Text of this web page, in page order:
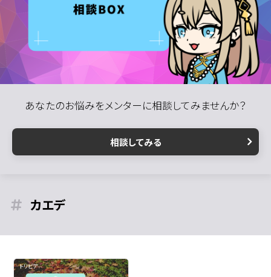
あなたのお悩みをメンターに相談してみませんか？
相談してみる
カエデ
トリビア